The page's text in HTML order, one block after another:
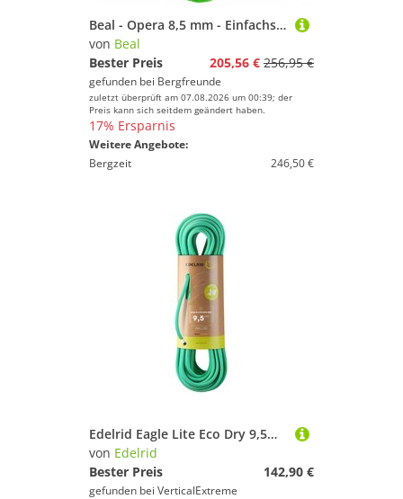
Beal - Opera 8,5 mm - Einfachseil Gr 70 m grün
von Beal
Bester Preis
205,56 € 256,95 €
gefunden bei Bergfreunde
zuletzt überprüft am 07.08.2026 um 00:39; der
Preis kann sich seitdem geändert haben.
17% Ersparnis
Weitere Angebote:
Bergzeit
246,50 €
Edelrid Eagle Lite Eco Dry 9,5mm - Kletterseil
von Edelrid
Bester Preis
142,90 €
gefunden bei VerticalExtreme